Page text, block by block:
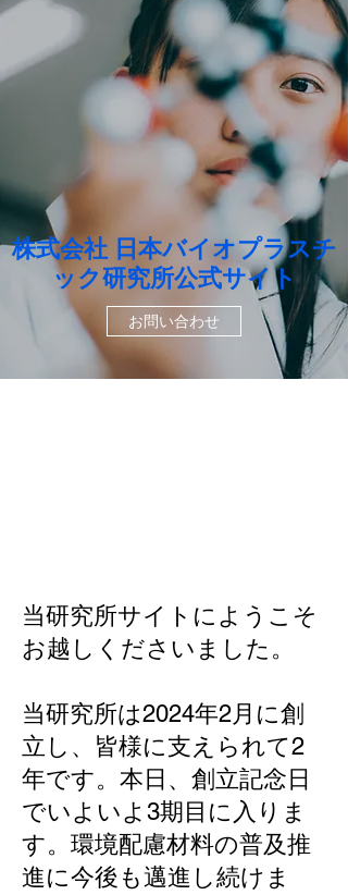
株式会社 日本バイオプラスチ
ック研究所公式サイト
お問い合わせ
当研究所サイトにようこそ
お越しくださいました。
当研究所は2024年2月に創
立し、皆様に支えられて2
年です。本日、創立記念日
でいよいよ3期目に入りま
す。環境配慮材料の普及推
進に今後も邁進し続けま